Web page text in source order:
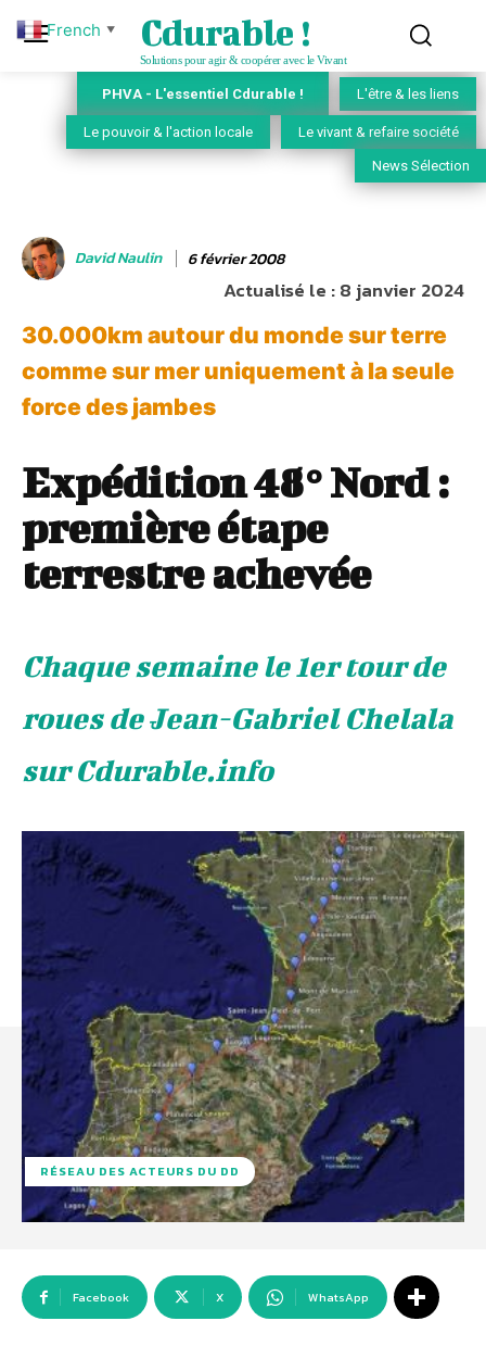
Cdurable !
Solutions pour agir & coopérer avec le Vivant
PHVA - L'essentiel Cdurable ! L'être & les liens
Le pouvoir & l'action locale Le vivant & refaire société
News Sélection
David Naulin 6 février 2008
Actualisé le :8 janvier 2024
30.000km autour du monde sur terre
comme sur mer uniquement à la seule
force des jambes
Expédition 48° Nord :
première étape
terrestre achevée
Chaque semaine le 1er tour de
roues de Jean-Gabriel Chelala
sur Cdurable.info
RÉSEAU DES ACTEURS DU DD
Facebook X WhatsApp
French ▼